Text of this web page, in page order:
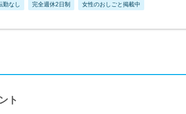
勤なし 完全週休2日制 女性のおしごと掲載中
ト